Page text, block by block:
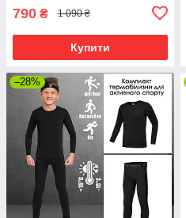
790 ₴ 1 090 ₴
Купити
–28%